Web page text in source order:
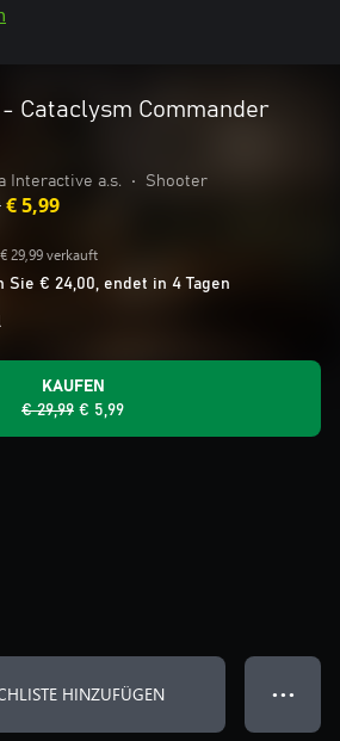
Cataclysm Commander
Interactive a.s. • Shooter
€ 5,99
29,99 verkauft
Sie € 24,00, endet in 4 Tagen
KAUFEN
€ 29,99 € 5,99
HINZUFÜGEN ● ● ●